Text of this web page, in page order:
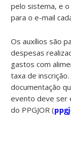
pelo sistema, e
para o e-mail
Os auxílios são
despesas
gastos com
taxa de
documentação
evento deve ser
do PPGJOR (